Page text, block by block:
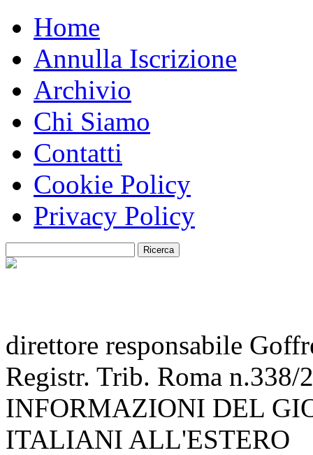
Home
Annulla Iscrizione
Archivio
Chi Siamo
Contatti
Cookie Policy
Privacy Policy
direttore responsabile
Registr. Trib. Roma n.338/
INFORMAZIONI DEL
ITALIANI ALL'ESTERO